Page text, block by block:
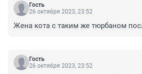
Гость
26 октября 2023, 23:52
Жена кота с таким же тюрбаном
Гость
26 октября 2023, 23:52